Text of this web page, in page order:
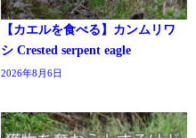
【カエルを食べる】カンムリワ
シ Crested serpent eagle
2026年8月6日